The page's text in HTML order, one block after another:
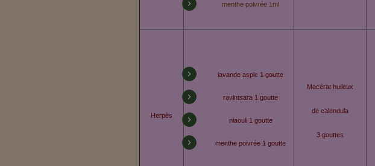
menthe poivrée 1ml
Herpès
lavande aspic 1 goutte
ravintsara 1 goutte
niaouli 1 goutte
menthe poivrée 1 goutte
Macérat huileux
de calendula
3 gouttes